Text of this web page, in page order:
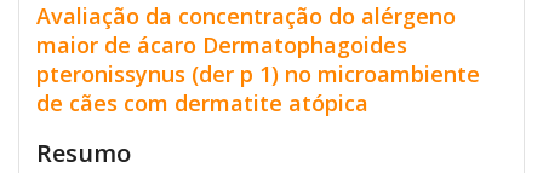
Avaliação da concentração do alérgeno
maior de ácaro Dermatophagoides
pteronissynus (der p 1) no microambiente
de cães com dermatite atópica
Resumo